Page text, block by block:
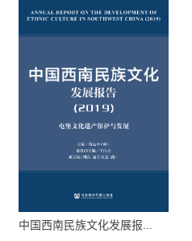
中国西南民族文化发展报...